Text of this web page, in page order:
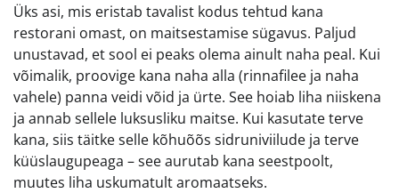
Üks asi, mis eristab tavalist kodus tehtud kana
restorani omast, on maitsestamise sügavus. Paljud
unustavad, et sool ei peaks olema ainult naha peal. Kui
võimalik, proovige kana naha alla (rinnafilee ja naha
vahele) panna veidi võid ja ürte. See hoiab liha niiskena
ja annab sellele luksusliku maitse. Kui kasutate terve
kana, siis täitke selle kõhuõõs sidruniviilude ja terve
küüslaugupeaga – see aurutab kana seestpoolt,
muutes liha uskumatult aromaatseks.